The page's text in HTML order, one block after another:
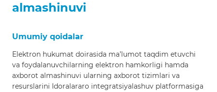
almashinuvi
Umumiy qoidalar
Elektron hukumat doirasida ma’lumot taqdim etuvchi
va foydalanuvchilarning elektron hamkorligi hamda
axborot almashinuvi ularning axborot tizimlari va
resurslarini Idoralararo integratsiyalashuv platformasiga